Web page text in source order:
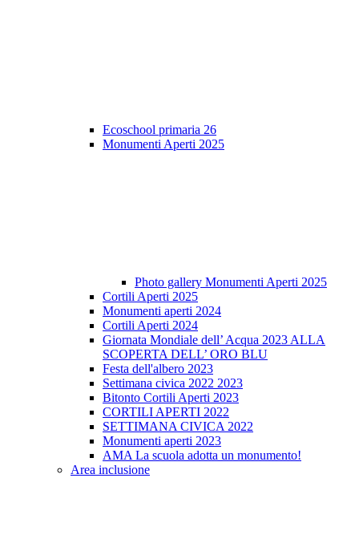
Ecoschool primaria 26
Monumenti Aperti 2025
Photo gallery Monumenti Aperti 2025
Cortili Aperti 2025
Monumenti aperti 2024
Cortili Aperti 2024
Giornata Mondiale dell’ Acqua 2023 ALLA
SCOPERTA DELL’ ORO BLU
Festa dell'albero 2023
Settimana civica 2022 2023
Bitonto Cortili Aperti 2023
CORTILI APERTI 2022
SETTIMANA CIVICA 2022
Monumenti aperti 2023
AMA La scuola adotta un monumento!
Area inclusione